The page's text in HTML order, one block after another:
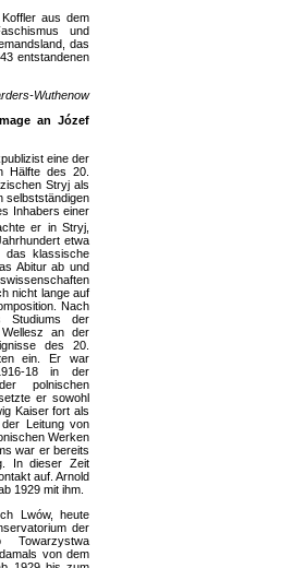
aus dem
und
das
entstandenen
Wuthenow
an Józef
eine der
Hälfte des 20.
Stryj als
selbstständigen
Inhabers einer
er in Stryj,
etwa
das klassische
Abitur ab und
nicht lange auf
Nach
Studiums der
an der
des 20.
ein. Er war
18 in der
polnischen
er sowohl
Kaiser fort als
Leitung von
Werken
war er bereits
In dieser Zeit
auf. Arnold
1929 mit ihm.
Lwów, heute
der
Towarzystwa
von dem